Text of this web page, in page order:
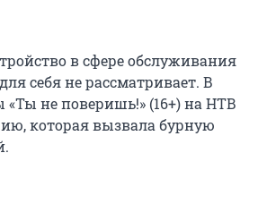
в сфере обслуживания
себя не рассматривает. В
не поверишь!» (16+) на НТВ
которая вызвала бурную